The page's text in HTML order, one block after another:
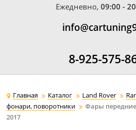
Ежедневно,09:00 -
8-925-575-
Главная Каталог Land Rover
фонари, поворотники
Фары
2017